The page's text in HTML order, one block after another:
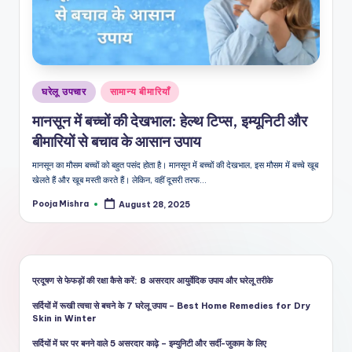
ली
का
भरो
सेमं
द
स्रो
त
Posted
in
घरेलू उपचार सामान्य बीमारियाँ
मानसून में बच्चों की देखभाल: हेल्थ टिप्स, इम्यूनिटी और
बीमारियों से बचाव के आसान उपाय
मानसून का मौसम बच्चों को बहुत पसंद होता है। मानसून में बच्चों की देखभाल, इस मौसम में बच्चे खूब
खेलते हैं और खूब मस्ती करते हैं। लेकिन, वहीं दूसरी तरफ…
Posted
Pooja Mishra August 28, 2025
प्रदूषण से फेफड़ों की रक्षा कैसे करें: 8 असरदार आयुर्वेदिक उपाय और घरेलू तरीके
सर्दियों में रूखी त्वचा से बचने के 7 घरेलू उपाय – Best Home Remedies for Dry
Skin in Winter
सर्दियों में घर पर बनने वाले 5 असरदार काढ़े – इम्युनिटी और सर्दी-जुकाम के लिए